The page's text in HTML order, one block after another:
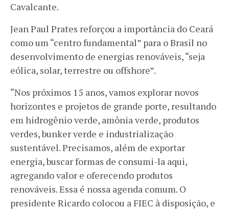
Cavalcante.
Jean Paul Prates reforçou a importância do Ceará
como um “centro fundamental” para o Brasil no
desenvolvimento de energias renováveis, “seja
eólica, solar, terrestre ou offshore”.
“Nos próximos 15 anos, vamos explorar novos
horizontes e projetos de grande porte, resultando
em hidrogênio verde, amônia verde, produtos
verdes, bunker verde e industrialização
sustentável. Precisamos, além de exportar
energia, buscar formas de consumi-la aqui,
agregando valor e oferecendo produtos
renováveis. Essa é nossa agenda comum. O
presidente Ricardo colocou a FIEC à disposição, e